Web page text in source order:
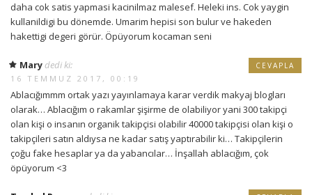
daha cok satis yapmasi kacinilmaz malesef. Heleki ins. Cok yaygin
kullanildigi bu dönemde. Umarim hepisi son bulur ve hakeden
hakettigi degeri görür. Öpüyorum kocaman seni
Mary dedi ki:
16 TEMMUZ 2017, 00:19
Ablacığımmm ortak yazı yayınlamaya karar verdik makyaj blogları
olarak… Ablacığım o rakamlar şişirme de olabiliyor yani 300 takipçi
olan kişi o insanın organik takipçisi olabilir 40000 takipçisi olan kişi o
takipçileri satın aldıysa ne kadar satış yaptırabilir ki… Takipçilerin
çoğu fake hesaplar ya da yabancılar… İnşallah ablacığım, çok
öpüyorum <3
CEVAPLA